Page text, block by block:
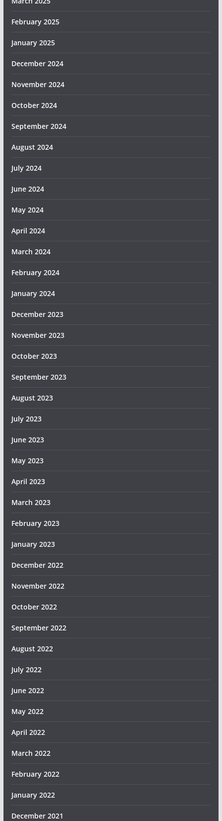
February 2025
January 2025
December 2024
November 2024
October 2024
September 2024
August 2024
July 2024
June 2024
May 2024
April 2024
March 2024
February 2024
January 2024
December 2023
November 2023
October 2023
September 2023
August 2023
July 2023
June 2023
May 2023
April 2023
March 2023
February 2023
January 2023
December 2022
November 2022
October 2022
September 2022
August 2022
July 2022
June 2022
May 2022
April 2022
March 2022
February 2022
January 2022
December 2021